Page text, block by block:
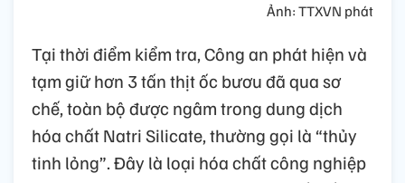
Ảnh: TTXVN phát
Tại thời điểm kiểm tra, Công an phát hiện và
tạm giữ hơn 3 tấn thịt ốc bươu đã qua sơ
chế, toàn bộ được ngâm trong dung dịch
hóa chất Natri Silicate, thường gọi là “thủy
tinh lỏng”. Đây là loại hóa chất công nghiệp